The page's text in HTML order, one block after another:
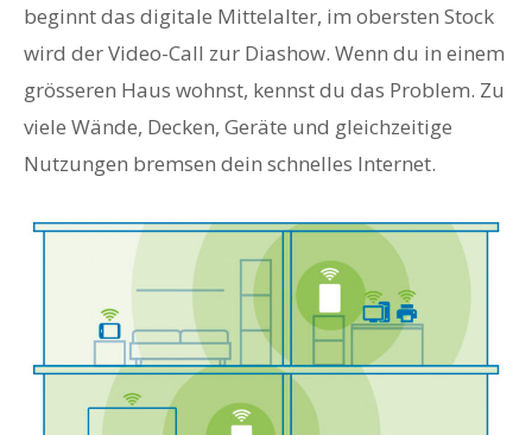
beginnt das digitale Mittelalter, im obersten Stock
wird der Video-Call zur Diashow. Wenn du in einem
grösseren Haus wohnst, kennst du das Problem. Zu
viele Wände, Decken, Geräte und gleichzeitige
Nutzungen bremsen dein schnelles Internet.